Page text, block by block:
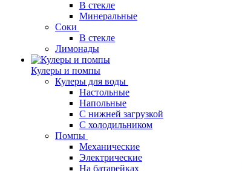
В стекле
Минеральные
Соки
В стекле
Лимонады
Кулеры и помпы
Кулеры для воды
Настольные
Напольные
С нижней загрузкой
С холодильником
Помпы
Механические
Электрические
На батарейках